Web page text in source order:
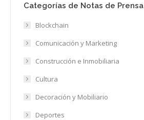
Categorías de Notas de Prensa
Blockchain
Comunicación y Marketing
Construcción e Inmobiliaria
Cultura
Decoración y Mobiliario
Deportes